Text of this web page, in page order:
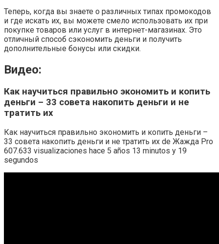
Теперь, когда вы знаете о различных типах промокодов
и где искать их, вы можете смело использовать их при
покупке товаров или услуг в интернет-магазинах. Это
отличный способ сэкономить деньги и получить
дополнительные бонусы или скидки.
Видео:
Как научиться правильно экономить и копить
деньги – 33 совета накопить деньги и не
тратить их
Как научиться правильно экономить и копить деньги –
33 совета накопить деньги и не тратить их de Жажда Pro
607.633 visualizaciones hace 5 años 13 minutos y 19
segundos